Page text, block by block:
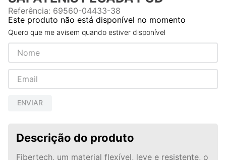
Referência: 69560-04433-38
Este produto não está disponível no momento
Quero que me avisem quando estiver disponível
ENVIAR
Descrição do produto
Fibertech, um material flexível, leve e resistente, o